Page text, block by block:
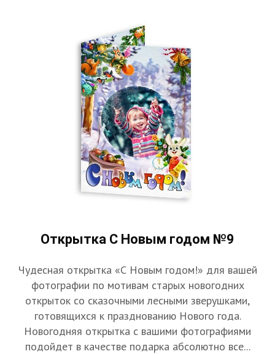
Открытка С Новым годом №9
Чудесная открытка «С Новым годом!» для вашей
фотографии по мотивам старых новогодних
открыток со сказочными лесными зверушками,
готовящихся к празднованию Нового года.
Новогодняя открытка с вашими фотографиями
подойдет в качестве подарка абсолютно все...